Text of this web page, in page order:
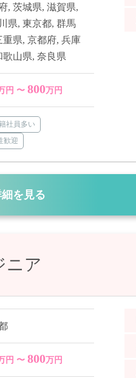
, 茨城県, 滋賀県,
県, 東京都, 群馬
重県, 京都府, 兵庫
歌山県, 奈良県
円 〜 800万円
社員多い
歓迎
を見る
ニア
円 〜 800万円